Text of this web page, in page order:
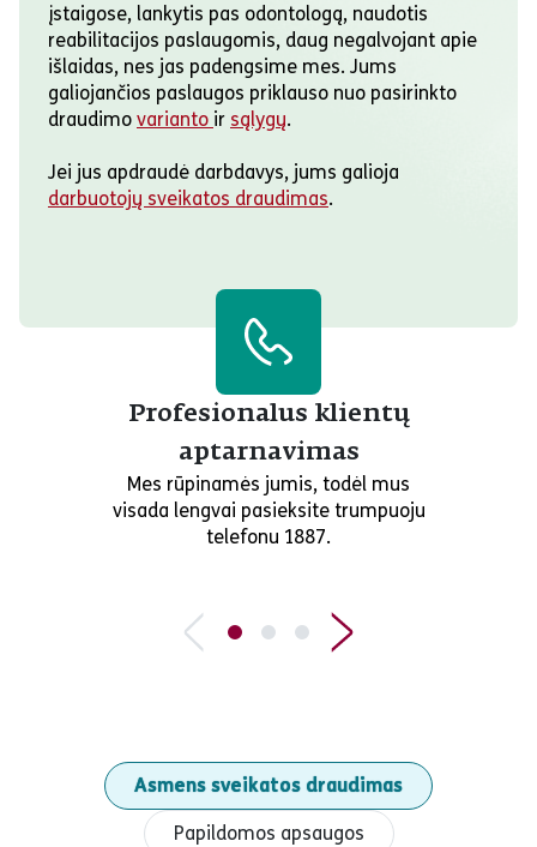
įstaigose, lankytis pas odontologą, naudotis
reabilitacijos paslaugomis, daug negalvojant apie
išlaidas, nes jas padengsime mes. Jums
galiojančios paslaugos priklauso nuo pasirinkto
draudimo varianto ir sąlygų.
Jei jus apdraudė darbdavys, jums galioja
darbuotojų sveikatos draudimas.
Profesionalus klientų
aptarnavimas
Mes rūpinamės jumis, todėl mus
visada lengvai pasieksite trumpuoju
telefonu 1887.
Asmens sveikatos draudimas
Papildomos apsaugos